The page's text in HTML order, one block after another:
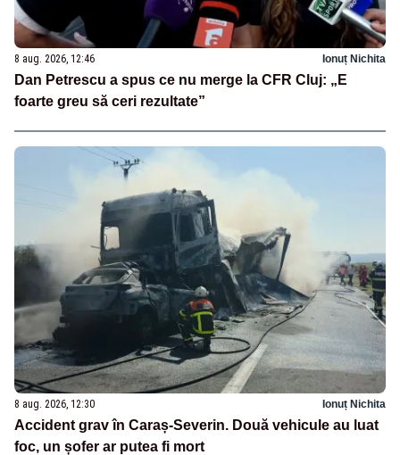
8 aug. 2026, 12:46 Ionuț Nichita
Dan Petrescu a spus ce nu merge la CFR Cluj: „E
foarte greu să ceri rezultate”
8 aug. 2026, 12:30 Ionuț Nichita
Accident grav în Caraș-Severin. Două vehicule au luat
foc, un șofer ar putea fi mort